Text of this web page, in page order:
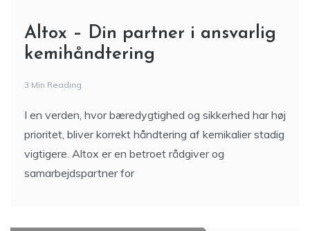
Altox – Din partner i ansvarlig
kemihåndtering
3 Min Reading
I en verden, hvor bæredygtighed og sikkerhed har høj
prioritet, bliver korrekt håndtering af kemikalier stadig
vigtigere. Altox er en betroet rådgiver og
samarbejdspartner for